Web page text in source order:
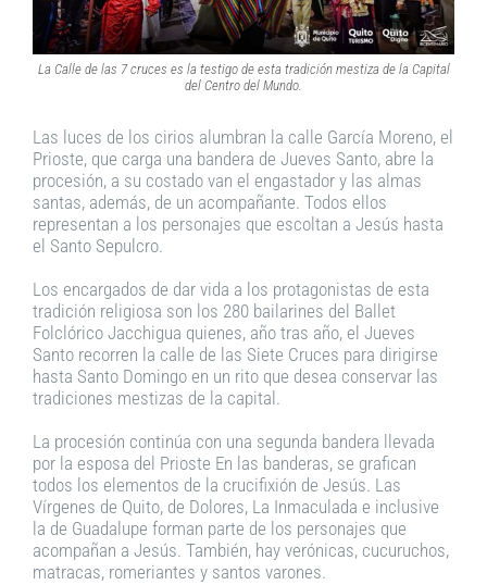
La Calle de las 7 cruces es la testigo de esta tradición mestiza de la Capital
del Centro del Mundo.
Las luces de los cirios alumbran la calle García Moreno, el
Prioste, que carga una bandera de Jueves Santo, abre la
procesión, a su costado van el engastador y las almas
santas, además, de un acompañante. Todos ellos
representan a los personajes que escoltan a Jesús hasta
el Santo Sepulcro.
Los encargados de dar vida a los protagonistas de esta
tradición religiosa son los 280 bailarines del Ballet
Folclórico Jacchigua quienes, año tras año, el Jueves
Santo recorren la calle de las Siete Cruces para dirigirse
hasta Santo Domingo en un rito que desea conservar las
tradiciones mestizas de la capital.
La procesión continúa con una segunda bandera llevada
por la esposa del Prioste En las banderas, se grafican
todos los elementos de la crucifixión de Jesús. Las
Vírgenes de Quito, de Dolores, La Inmaculada e inclusive
la de Guadalupe forman parte de los personajes que
acompañan a Jesús. También, hay verónicas, cucuruchos,
matracas, romeriantes y santos varones.